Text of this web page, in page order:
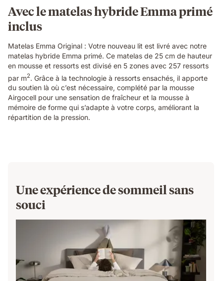
Avec le matelas hybride Emma primé
inclus
Matelas Emma Original : Votre nouveau lit est livré avec notre
matelas hybride Emma primé. Ce matelas de 25 cm de hauteur
en mousse et ressorts est divisé en 5 zones avec 257 ressorts
par m2. Grâce à la technologie à ressorts ensachés, il apporte
du soutien là où c’est nécessaire, complété par la mousse
Airgocell pour une sensation de fraîcheur et la mousse à
mémoire de forme qui s’adapte à votre corps, améliorant la
répartition de la pression.
Une expérience de sommeil sans
souci